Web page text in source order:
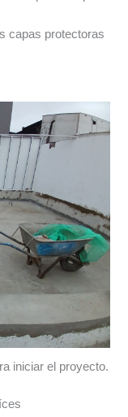
capas protectoras
iniciar el proyecto.